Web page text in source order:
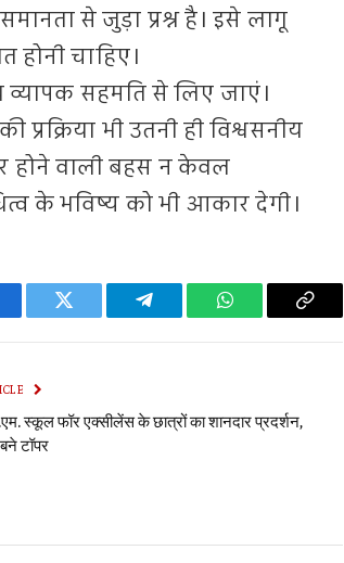
से जुड़ा प्रश्न है। इसे लागू
होनी चाहिए।
व्यापक सहमति से लिए जाएं।
भी उतनी ही विश्वसनीय
होने वाली बहस न केवल
के भविष्य को भी आकार देगी।
Twitter Telegram WhatsAppCopy
स्कूल फॉर एक्सीलेंस के छात्रों का शानदार प्रदर्शन,
टॉपर